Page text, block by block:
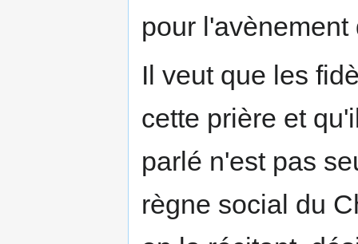
pour
Il veut que les
cette prière et
parlé n'est pas
règne social du